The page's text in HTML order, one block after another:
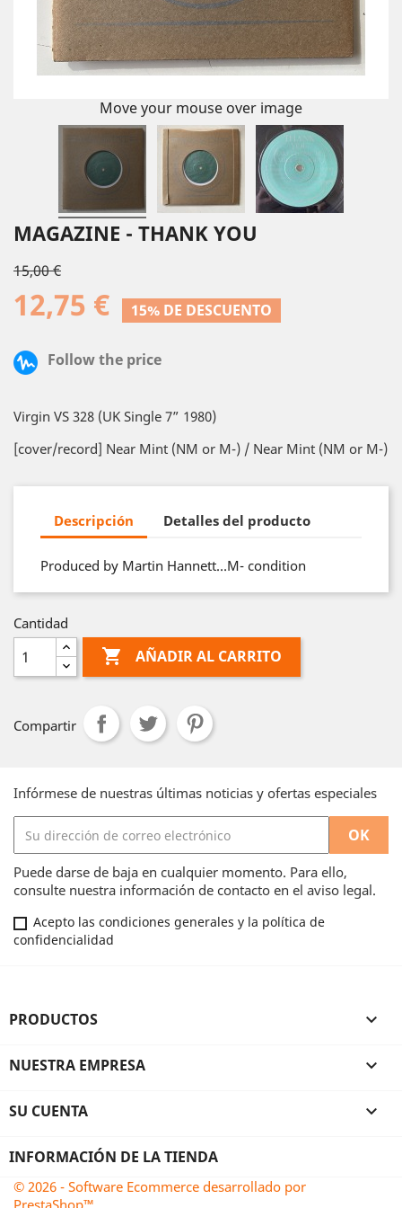
Move your mouse over image
MAGAZINE - THANK YOU
15,00 €
12,75 € 15% DE DESCUENTO
Follow the price
Virgin VS 328 (UK Single 7” 1980)
[cover/record] Near Mint (NM or M-) / Near Mint (NM or M-)
Descripción Detalles del producto
Produced by Martin Hannett…M- condition
Cantidad
 AÑADIR AL CARRITO
Compartir
Infórmese de nuestras últimas noticias y ofertas especiales
Puede darse de baja en cualquier momento. Para ello,
consulte nuestra información de contacto en el aviso legal.
Acepto las condiciones generales y la política de
confidencialidad
PRODUCTOS 
NUESTRA EMPRESA 
SU CUENTA 
INFORMACIÓN DE LA TIENDA
© 2026 - Software Ecommerce desarrollado por
PrestaShop™